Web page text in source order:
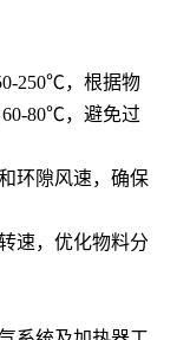
250℃，根据物
80℃，避免过
环隙风速，确保
速，优化物料分